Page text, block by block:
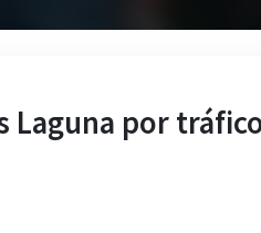
Laguna por